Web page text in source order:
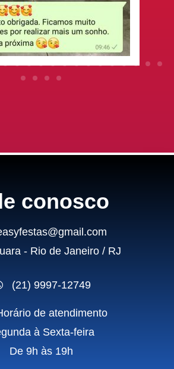
conosco
- Rio de Janeiro / RJ
(21) 9997-12749
de atendimento
à Sexta-feira
De 9h às 19h